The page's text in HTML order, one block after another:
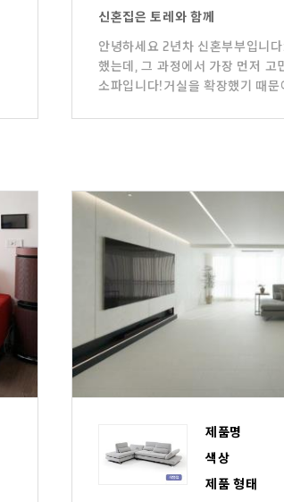
신혼집은 토레와 함께
안녕하세요 2년차 신혼부부입니
했는데, 그 과정에서 가장 먼저 고
소파입니다!거실을 확장했기 때
제품명
색상
제품 형태